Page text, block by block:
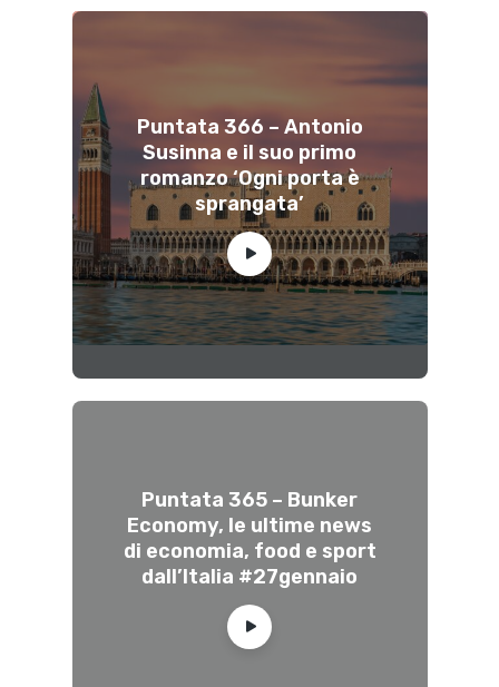
Puntata 366 – Antonio
Susinna e il suo primo
romanzo ‘Ogni porta è
sprangata’
Puntata 365 – Bunker
Economy, le ultime news
di economia, food e sport
dall’Italia #27gennaio